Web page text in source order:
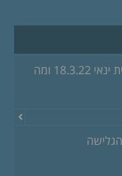
ארוע ניקיון בחוף בית ינאי 18.3.22 ומה